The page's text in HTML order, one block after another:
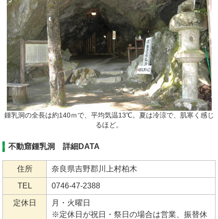
鍾乳洞の全長は約140ｍで、平均気温13℃。夏は冷涼で、肌寒く感じ
るほど。
不動窟鍾乳洞 詳細DATA
住所 奈良県吉野郡川上村柏木
TEL 0746-47-2388
定休日
月・火曜日
※定休日が祝日・祭日の場合は営業、振替休